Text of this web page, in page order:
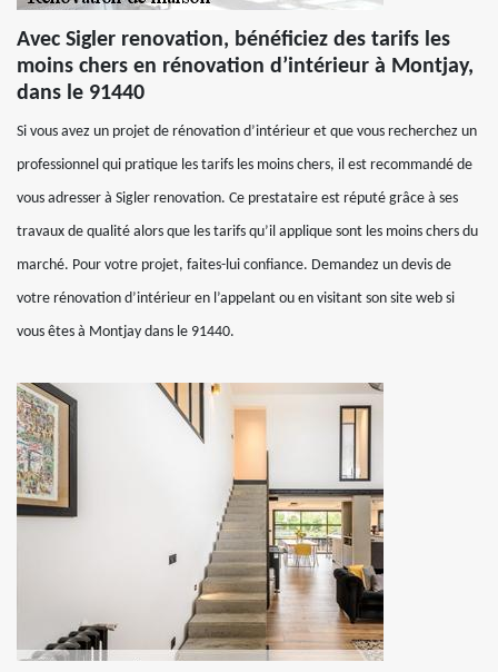
Avec Sigler renovation, bénéficiez des tarifs les
moins chers en rénovation d’intérieur à Montjay,
dans le 91440
Si vous avez un projet de rénovation d’intérieur et que vous recherchez un
professionnel qui pratique les tarifs les moins chers, il est recommandé de
vous adresser à Sigler renovation. Ce prestataire est réputé grâce à ses
travaux de qualité alors que les tarifs qu’il applique sont les moins chers du
marché. Pour votre projet, faites-lui confiance. Demandez un devis de
votre rénovation d’intérieur en l’appelant ou en visitant son site web si
vous êtes à Montjay dans le 91440.